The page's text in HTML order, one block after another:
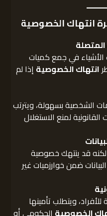
انتهاك الخصوصية
الأشياء في جمع كميات
انتهاك الخصوصية إذا لم
الشخصية بسهولة، ويترتب
لمنع الاستغلال
قد ينتهك خصوصية
ضمن خوارزميات غير
ويتطلب تأمينها
الخصوصية الحكومي أو